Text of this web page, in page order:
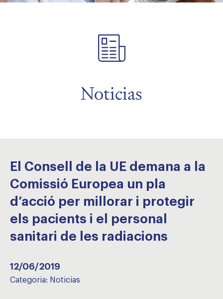
Noticias
El Consell de la UE demana a la
Comissió Europea un pla
d’acció per millorar i protegir
els pacients i el personal
sanitari de les radiacions
12/06/2019
Categoria: Noticias